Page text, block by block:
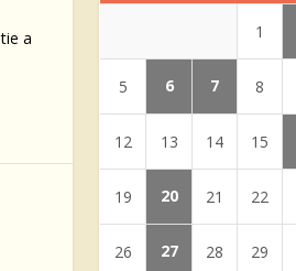
a
1
5 6 7 8
12 13 14 15
19 20 21 22
26 27 28 29